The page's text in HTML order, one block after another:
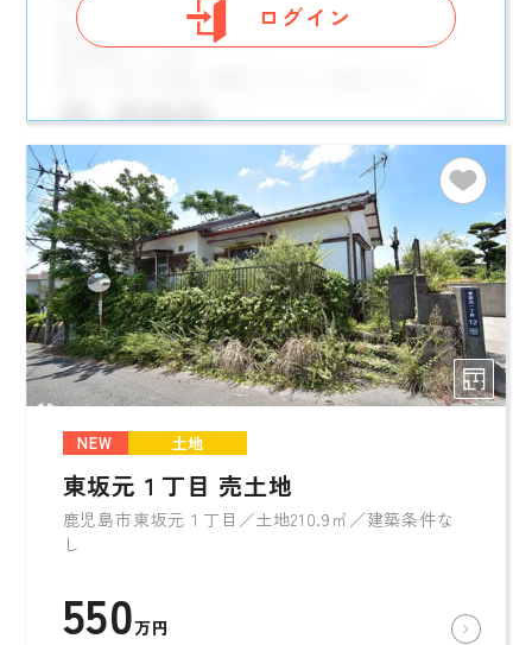
ログイン
NEW 土地
東坂元１丁目 売土地
鹿児島市東坂元１丁目／土地210.9㎡／建築条件な
し
550万円